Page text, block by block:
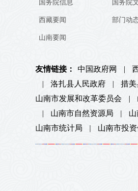
国务院信息
西藏要闻
山南要闻
国务院
部门动
友情链接： 中国政府网 |
|
洛扎县人民政府 | 措
山南市发展和改革委员会
|
|
山南市自然资源局 |
山南市统计局
| 山南市投